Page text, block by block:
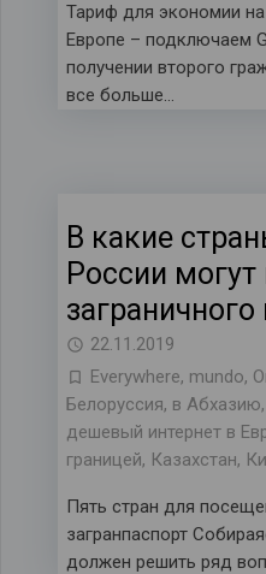
Тариф для экономии
Европе – подключаем
получении второго
все больше…
В какие
России могут
заграничного
22.11.2019
Everywhere, mundo,
Белоруссия, в Абхазию,
дешевый интернет в
границей, Казахстан,
Пять стран для
загранпаспорт
должен решить ряд